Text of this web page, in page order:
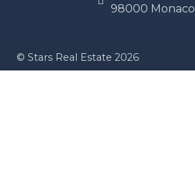
98000 Monaco
© Stars Real Estate 2026